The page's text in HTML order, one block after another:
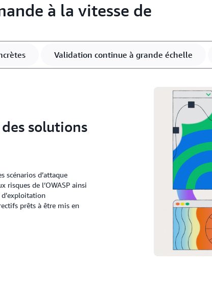
à la vitesse de
Validation continue à grande échelle
solutions
scénarios d’attaque
risques de l’OWASP ainsi
prêts à être mis en